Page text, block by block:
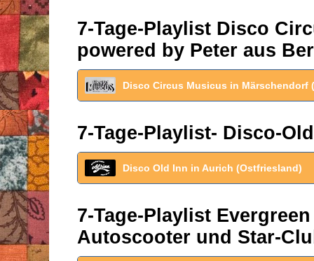
7-Tage-Playlist Disco
powered by Peter aus
Disco Circus Musicus in Märschendorf
7-Tage-Playlist- Disco-
Disco Old Inn in Aurich (Ostfriesland)
7-Tage-Playlist
Autoscooter und Star-